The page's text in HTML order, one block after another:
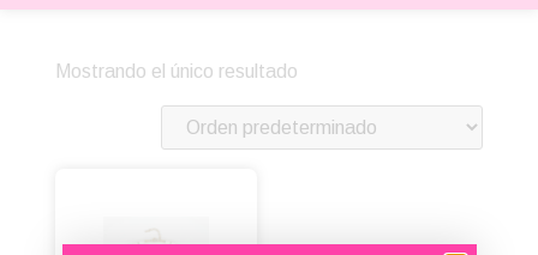
Mostrando el único resultado